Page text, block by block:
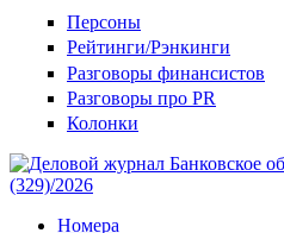
Персоны
Рейтинги/Рэнкинги
Разговоры финансистов
Разговоры про PR
Колонки
Номера